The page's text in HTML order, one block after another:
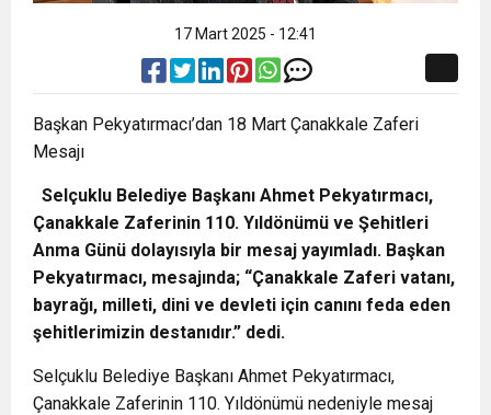
17 Mart 2025 - 12:41
Başkan Pekyatırmacı’dan 18 Mart Çanakkale Zaferi
Mesajı
Selçuklu Belediye Başkanı Ahmet Pekyatırmacı,
Çanakkale Zaferinin 110. Yıldönümü ve Şehitleri
Anma Günü dolayısıyla bir mesaj yayımladı. Başkan
Pekyatırmacı, mesajında; “Çanakkale Zaferi vatanı,
bayrağı, milleti, dini ve devleti için canını feda eden
şehitlerimizin destanıdır.” dedi.
Selçuklu Belediye Başkanı Ahmet Pekyatırmacı,
Çanakkale Zaferinin 110. Yıldönümü nedeniyle mesaj